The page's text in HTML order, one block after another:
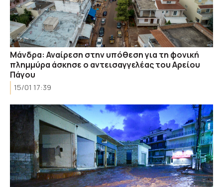
Μάνδρα: Αναίρεση στην υπόθεση για τη φονική
πλημμύρα άσκησε ο αντεισαγγελέας του Αρείου
Πάγου
15/01 17:39